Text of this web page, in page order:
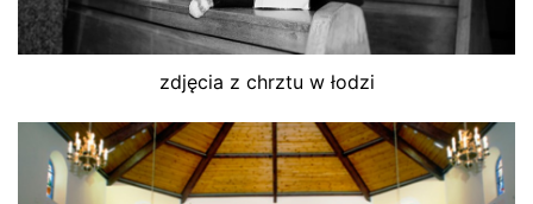
zdjęcia z chrztu w łodzi